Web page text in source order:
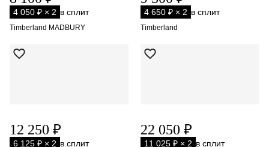
4 050 ₽ × 2 в сплит
Timberland MADBURY
4 650 ₽ × 2 в сплит
Timberland
12 250 ₽
6 125 ₽ × 2 в сплит
22 050 ₽
11 025 ₽ × 2 в сплит